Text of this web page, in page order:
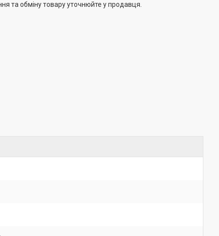
та обміну товару уточнюйте у продавця.